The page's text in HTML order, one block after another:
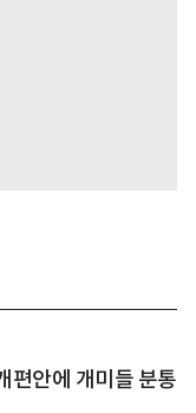
편안에 개미들 분통